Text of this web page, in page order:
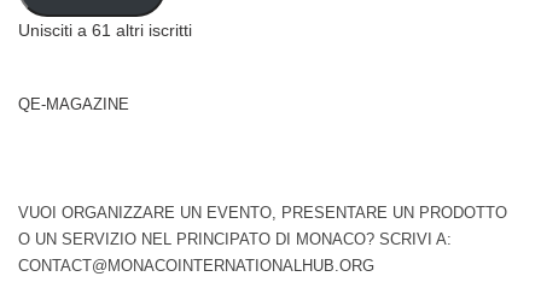
Unisciti a 61 altri iscritti
QE-MAGAZINE
VUOI ORGANIZZARE UN EVENTO, PRESENTARE UN PRODOTTO
O UN SERVIZIO NEL PRINCIPATO DI MONACO? SCRIVI A:
CONTACT@MONACOINTERNATIONALHUB.ORG